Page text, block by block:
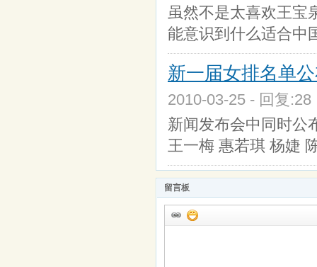
虽然不是太喜欢王宝
能意识到什么适合中
新一届女排名单
2010-03-25 - 回复
新闻发布会中同时公
王一梅 惠若琪 杨婕
留言板